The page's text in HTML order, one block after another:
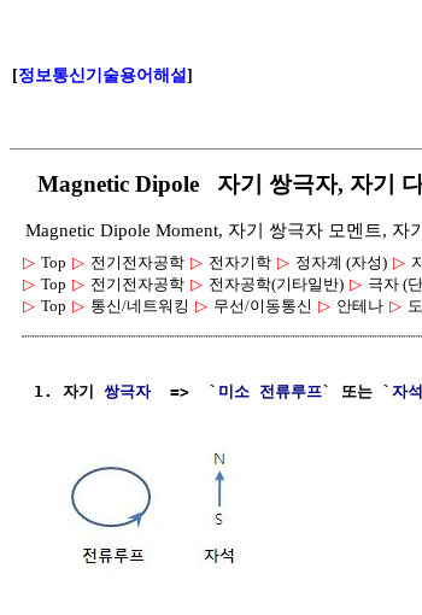
[정보통신기술용어해설]
Magnetic Dipole 자기 쌍극자, 자기
Magnetic Dipole Moment, 자기 쌍극자 모멘트, 자
▷ Top ▷ 전기전자공학 ▷ 전자기학 ▷ 정자계 (자성) ▷
▷ Top ▷ 전기전자공학 ▷ 전자공학(기타일반) ▷ 극자 (
▷ Top ▷ 통신/네트워킹 ▷ 무선/이동통신 ▷ 안테나 ▷
1. 자기 쌍극자
  =>  `
미소 전류루프` 또는 ` 자석